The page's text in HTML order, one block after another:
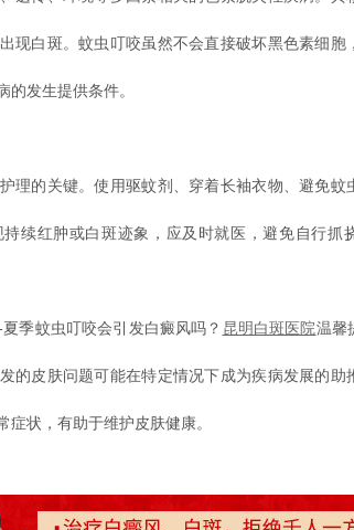
现白斑。蚊虫叮咬虽然不会直接破坏黑色素细胞
的发生提供条件。
的关键。使用驱蚊剂、穿着长袖衣物、避免蚊
续红肿或白斑迹象，应及时就医，避免自行抓
蚊虫叮咬会引发白癜风吗？ 昆明白斑医院温馨
的皮肤问题可能在特定情况下成为疾病发展的助
症状，有助于维护皮肤健康。